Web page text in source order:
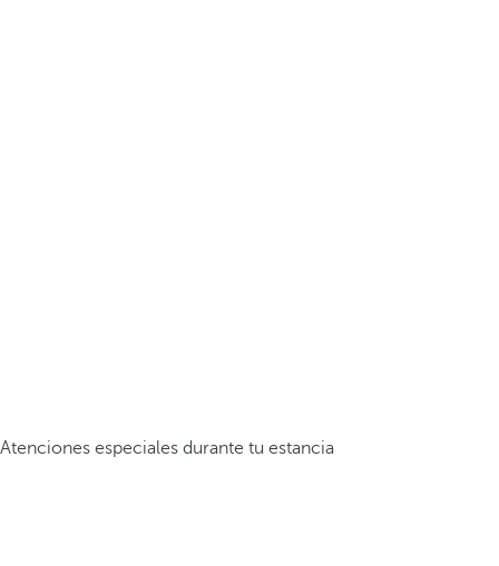
Atenciones especiales durante tu estancia